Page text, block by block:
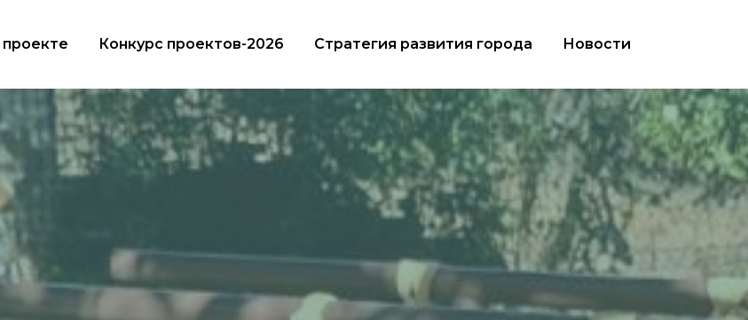
Конкурс проектов-2026 Стратегия развития города Новости